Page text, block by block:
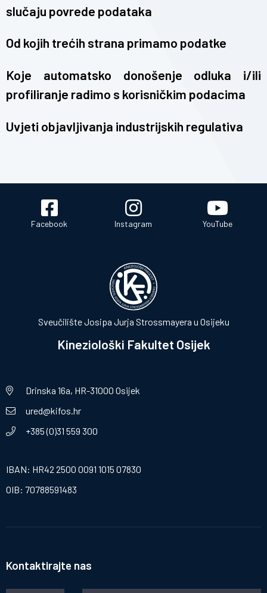
slučaju povrede podataka
Od kojih trećih strana primamo podatke
Koje automatsko donošenje odluka i/ili
profiliranje radimo s korisničkim podacima
Uvjeti objavljivanja industrijskih regulativa
Facebook Instagram YouTube
Sveučilište Josipa Jurja Strossmayera u Osijeku
Kineziološki Fakultet Osijek
Drinska 16a, HR-31000 Osijek
ured@kifos.hr
+385 (0)31 559 300
IBAN: HR42 2500 0091 1015 07830
OIB: 70788591483
Kontaktirajte nas